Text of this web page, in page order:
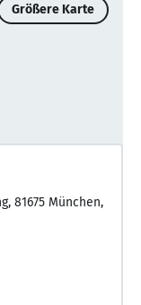
Größere Karte
81675 München,